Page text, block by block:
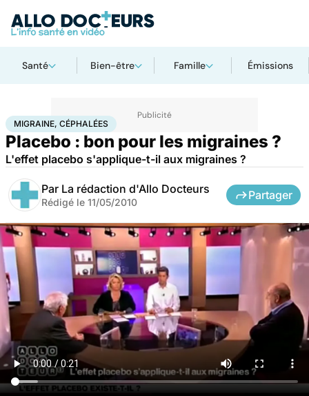
Santé Bien-être Famille Émissions
AccueilSantéMigraine, céphalées
MIGRAINE, CÉPHALÉES
Placebo : bon pour les migraines ?
L'effet placebo s'applique-t-il aux migraines ?
Par La rédaction d'Allo Docteurs
Rédigé le 11/05/2010
Partager